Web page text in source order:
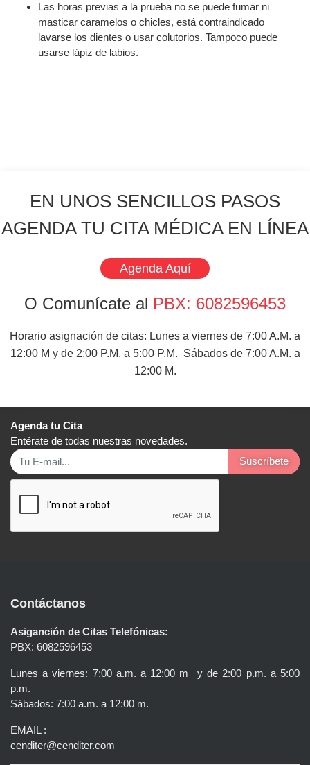
Las horas previas a la prueba no se puede fumar ni
masticar caramelos o chicles, está contraindicado
lavarse los dientes o usar colutorios. Tampoco puede
usarse lápiz de labios.
EN UNOS SENCILLOS PASOS
AGENDA TU CITA MÉDICA EN LÍNEA
Agenda Aquí
O Comunícate al PBX: 6082596453
Horario asignación de citas: Lunes a viernes de 7:00 A.M. a
12:00 M y de 2:00 P.M. a 5:00 P.M. Sábados de 7:00 A.M. a
12:00 M.
Agenda tu Cita
Entérate de todas nuestras novedades.
Suscríbete
Contáctanos
Asiganción de Citas Telefónicas:
PBX: 6082596453
Lunes a viernes: 7:00 a.m. a 12:00 m y de 2:00 p.m. a 5:00
p.m.
Sábados: 7:00 a.m. a 12:00 m.
EMAIL :
cenditer@cenditer.com